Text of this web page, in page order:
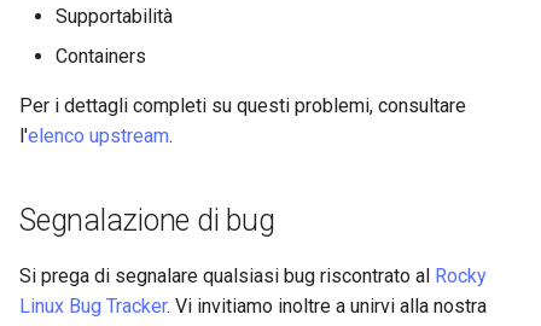
Supportabilità
Containers
Per i dettagli completi su questi problemi, consultare
l'elenco upstream.
Segnalazione di bug
Si prega di segnalare qualsiasi bug riscontrato al Rocky
Linux Bug Tracker. Vi invitiamo inoltre a unirvi alla nostra